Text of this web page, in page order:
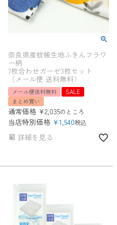
奈良県産蚊帳生地ふきんフラワ
ー柄
7枚合わせガーゼ3枚セット
（メール便 送料無料）
メール便送料無料
SALE
まとめ買い
通常価格 ¥2,035のところ
当店特別価格 ¥1,540税込
詳細を見る